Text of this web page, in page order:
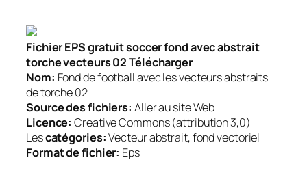
Fichier EPS gratuit soccer fond avec abstrait
torche vecteurs 02 Télécharger
Nom: Fond de football avec les vecteurs abstraits
de torche 02
Source des fichiers: Aller au site Web
Licence: Creative Commons (attribution 3,0)
Lescatégories:Vecteur abstrait, fond vectoriel
Format de fichier: Eps